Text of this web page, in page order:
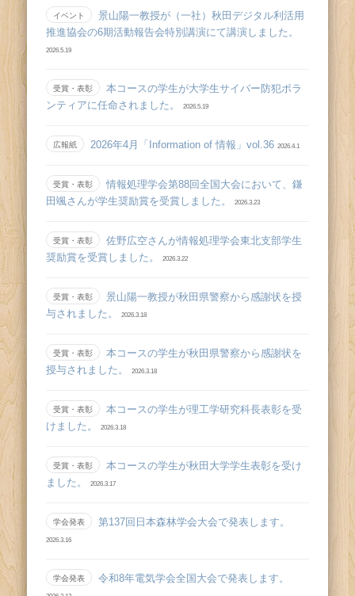
イベント
景山陽一教授が（一社）秋田デジタル利活用
推進協会の6期活動報告会特別講演にて講演しました。
2026.5.19
受賞・表彰
本コースの学生が大学生サイバー防犯ボラ
ンティアに任命されました。
2026.5.19
広報紙 2026年4月「Information of 情報」vol.36 2026.4.1
受賞・表彰
情報処理学会第88回全国大会において、鎌
田颯さんが学生奨励賞を受賞しました。
2026.3.23
受賞・表彰
佐野広空さんが情報処理学会東北支部学生
奨励賞を受賞しました。
2026.3.22
受賞・表彰
景山陽一教授が秋田県警察から感謝状を授
与されました。
2026.3.18
受賞・表彰
本コースの学生が秋田県警察から感謝状を
授与されました。
2026.3.18
受賞・表彰
本コースの学生が理工学研究科長表彰を受
けました。
2026.3.18
受賞・表彰
本コースの学生が秋田大学学生表彰を受け
ました。
2026.3.17
学会発表 第137回日本森林学会大会で発表します。
2026.3.16
学会発表 令和8年電気学会全国大会で発表します。